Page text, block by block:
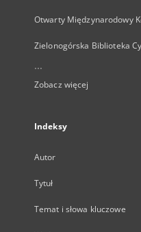
Otwarty Międzynarodowy
Zielonogórska Biblioteka
...
Zobacz więcej
Indeksy
Autor
Tytuł
Temat i słowa kluczowe